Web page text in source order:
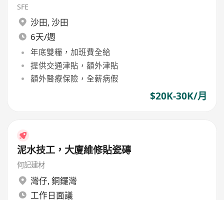
SFE
沙田, 沙田
6天/週
年底雙糧，加班費全給
提供交通津貼，額外津貼
額外醫療保險，全薪病假
$20K-30K/月
泥水技工，大廈維修貼瓷磚
何記建材
灣仔, 銅鑼灣
工作日面議